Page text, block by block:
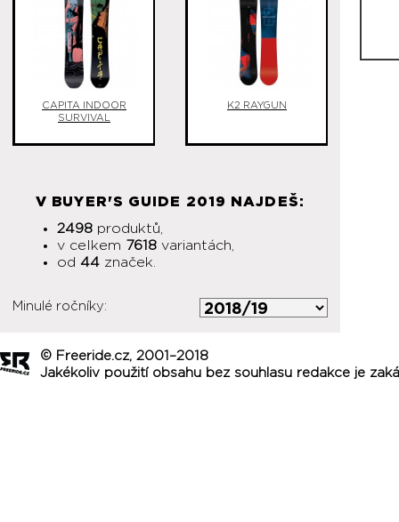
CAPITA INDOOR
SURVIVAL
K2 RAYGUN
V BUYER'S GUIDE 2019 NAJDEŠ:
2498 produktů,
v celkem 7618 variantách,
od 44 značek.
Minulé ročníky:
© Freeride.cz, 2001–2018
Jakékoliv použití obsahu bez souhlasu redakce je